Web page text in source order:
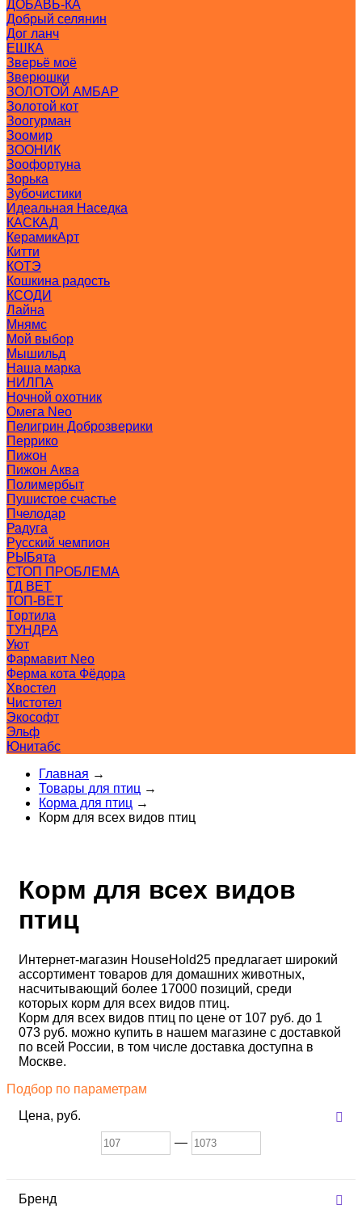
ДОБАВЬ-КА
Добрый селянин
Дог ланч
ЕШКА
Зверьё моё
Зверюшки
ЗОЛОТОЙ АМБАР
Золотой кот
Зоогурман
Зоомир
ЗООНИК
Зоофортуна
Зорька
Зубочистики
Идеальная Наседка
КАСКАД
КерамикАрт
Китти
КОТЭ
Кошкина радость
КСОДИ
Лайна
Мнямс
Мой выбор
Мышильд
Наша марка
НИЛПА
Ночной охотник
Омега Neo
Пелигрин Доброзверики
Перрико
Пижон
Пижон Аква
Полимербыт
Пушистое счастье
Пчелодар
Радуга
Русский чемпион
РЫБята
СТОП ПРОБЛЕМА
ТД ВЕТ
ТОП-ВЕТ
Тортила
ТУНДРА
Уют
Фармавит Neo
Ферма кота Фёдора
Хвостел
Чистотел
Экософт
Эльф
Юнитабс
Главная →
Товары для птиц →
Корма для птиц →
Корм для всех видов птиц
Корм для всех видов
птиц
Интернет-магазин HouseHold25 предлагает широкий
ассортимент товаров для домашних животных,
насчитывающий более 17000 позиций, среди
которых корм для всех видов птиц.
Корм для всех видов птиц по цене от 107 руб. до 1
073 руб. можно купить в нашем магазине с доставкой
по всей России, в том числе доставка доступна в
Москве.
Подбор по параметрам
Цена, руб.
—
Бренд